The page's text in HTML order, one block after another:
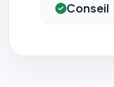
Conseil